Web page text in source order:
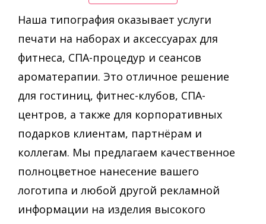
Наша типография оказывает услуги
печати на наборах и аксессуарах для
фитнеса, СПА-процедур и сеансов
ароматерапии. Это отличное решение
для гостиниц, фитнес-клубов, СПА-
центров, а также для корпоративных
подарков клиентам, партнёрам и
коллегам. Мы предлагаем качественное
полноцветное нанесение вашего
логотипа и любой другой рекламной
информации на изделия высокого